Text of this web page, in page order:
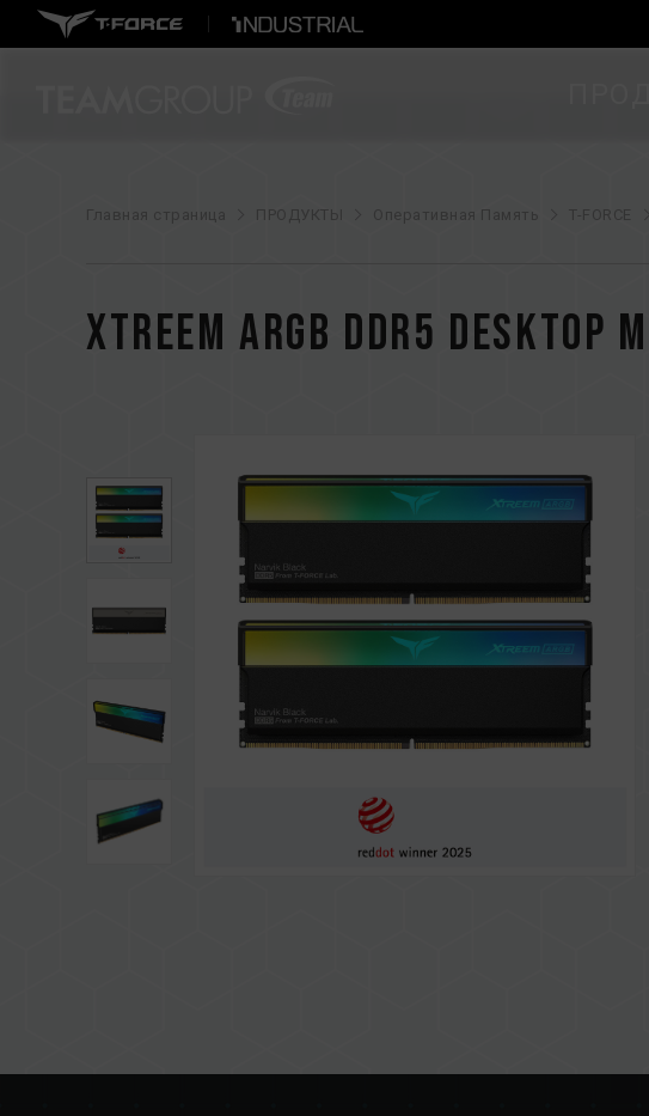
Главная страница ПРОДУКТЫ Оперативная Память T-FORCE
XTREEM ARGB DDR5 DESKTOP